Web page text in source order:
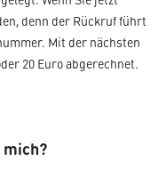
denn der Rückruf führt
Mit der nächsten
20 Euro abgerechnet.